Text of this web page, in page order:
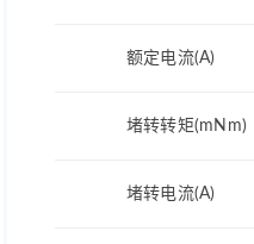
额定电流(A)
堵转转矩(mNm)
堵转电流(A)